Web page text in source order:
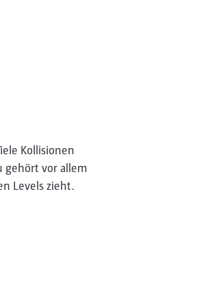
Kollisionen
gehört vor allem
Levels zieht.